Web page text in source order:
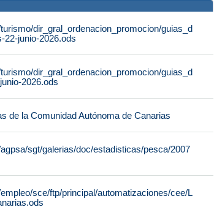
dir_gral_ordenacion_promocion/guias_d
22-junio-2026.ods
dir_gral_ordenacion_promocion/guias_d
2026.ods
de la Comunidad Autónoma de Canarias
sgt/galerias/doc/estadisticas/pesca/2007
sce/ftp/principal/automatizaciones/cee/L